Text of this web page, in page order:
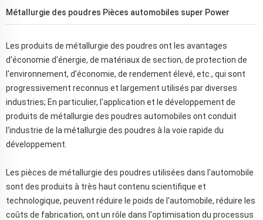
Métallurgie des poudres Pièces automobiles super Power
Les produits de métallurgie des poudres ont les avantages
d'économie d'énergie, de matériaux de section, de protection de
l'environnement, d'économie, de rendement élevé, etc., qui sont
progressivement reconnus et largement utilisés par diverses
industries; En particulier, l'application et le développement de
produits de métallurgie des poudres automobiles ont conduit
l'industrie de la métallurgie des poudres à la voie rapide du
développement.
Les pièces de métallurgie des poudres utilisées dans l'automobile
sont des produits à très haut contenu scientifique et
technologique, peuvent réduire le poids de l'automobile, réduire les
coûts de fabrication, ont un rôle dans l'optimisation du processus